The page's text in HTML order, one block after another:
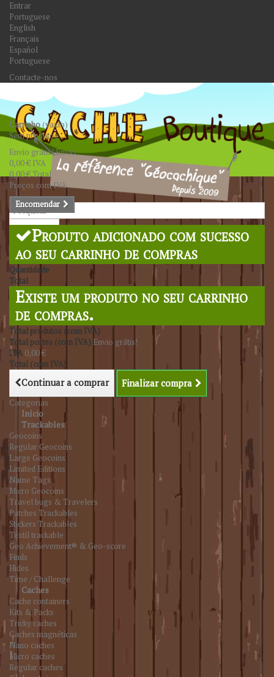
Entrar
Portuguese
English
Français
Español
Portuguese
Contacte-nos
Pesquisar
Carrinho(vazio)
Sem produtos
Envio grátis!Envio
0,00 € IVA
0,00 €Total
Preços com IVA
Encomendar
Produto adicionado com sucesso
ao seu carrinho de compras
Quantidade
Total
Existe um produto no seu carrinho
de compras.
Total produtos (com IVA)
Total portes (com IVA) Envio grátis!
IVA 0,00 €
Total (com IVA)
Continuar a comprar Finalizar compra
Categorias
Início
Trackables
Geocoins
Regular Geocoins
Large Geocoins
Limited Editions
Name Tags
Micro Geocoins
Travel bugs & Travelers
Patches Trackables
Stickers Trackables
Têxtil trackable
Geo Achievement® & Geo-score
Finds
Hides
Time / Challenge
Caches
Cache containers
Kits & Packs
Tricky caches
Caches magnéticas
Nano caches
Micro caches
Regular caches